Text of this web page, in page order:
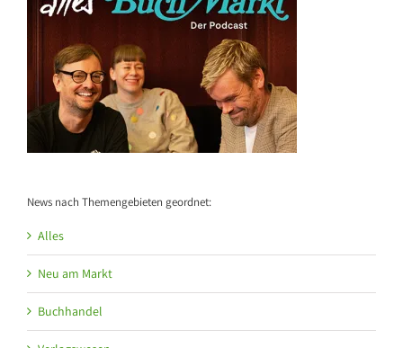
News nach Themengebieten geordnet:
Alles
Neu am Markt
Buchhandel